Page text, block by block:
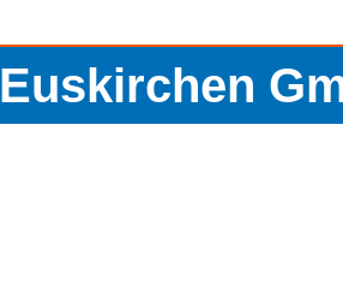
Euskirchen